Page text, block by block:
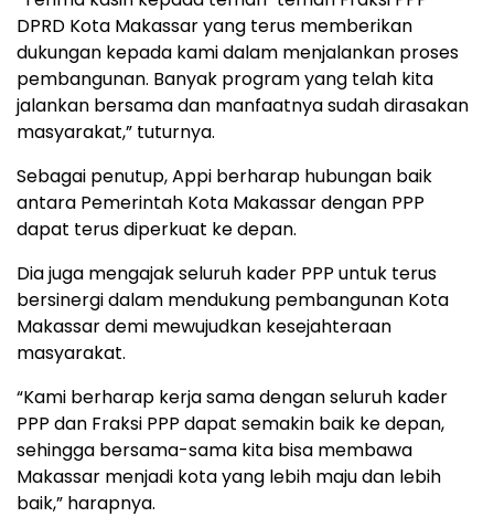
DPRD Kota Makassar yang terus memberikan
dukungan kepada kami dalam menjalankan proses
pembangunan. Banyak program yang telah kita
jalankan bersama dan manfaatnya sudah dirasakan
masyarakat,” tuturnya.
Sebagai penutup, Appi berharap hubungan baik
antara Pemerintah Kota Makassar dengan PPP
dapat terus diperkuat ke depan.
Dia juga mengajak seluruh kader PPP untuk terus
bersinergi dalam mendukung pembangunan Kota
Makassar demi mewujudkan kesejahteraan
masyarakat.
“Kami berharap kerja sama dengan seluruh kader
PPP dan Fraksi PPP dapat semakin baik ke depan,
sehingga bersama-sama kita bisa membawa
Makassar menjadi kota yang lebih maju dan lebih
baik,” harapnya.